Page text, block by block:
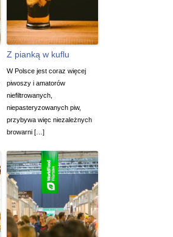
Z pianką w kuflu
W Polsce jest coraz więcej
piwoszy i amatorów
niefiltrowanych,
niepasteryzowanych piw,
przybywa więc niezależnych
browarni […]